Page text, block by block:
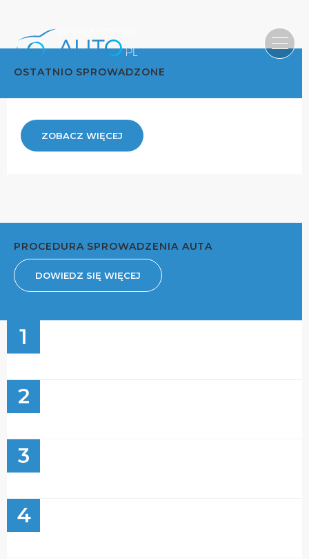
OSTATNIO SPROWADZONE
ZOBACZ WIĘCEJ
PROCEDURA SPROWADZENIA AUTA
DOWIEDZ SIĘ WIĘCEJ
1
2
3
4